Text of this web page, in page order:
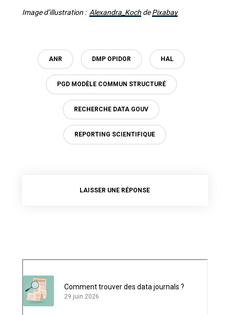
Image d’illustration : Alexandra_KochdePixabay
ANR DMP OPIDOR HAL
PGD MODÈLE COMMUN STRUCTURÉ
RECHERCHE DATA GOUV
REPORTING SCIENTIFIQUE
LAISSER UNE RÉPONSE
Comment trouver des data journals ?
29 juin 2026